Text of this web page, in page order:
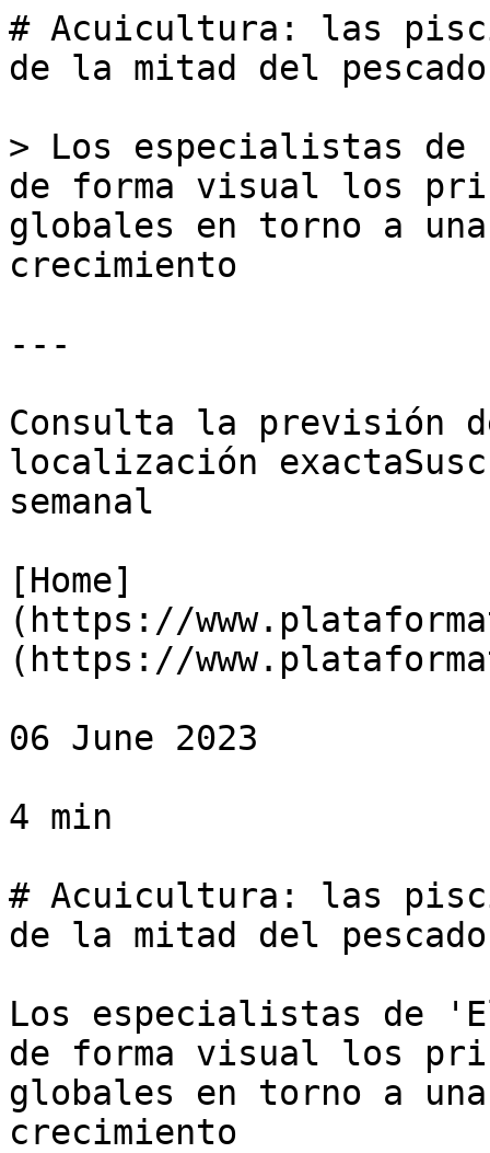
# Acuicultura: las
de la mitad del pescado
> Los especialistas de
de forma visual los
globales en torno a
crecimiento
---
Consulta la previsión
localización
semanal
[Home]
(https://
(https://
06 June 2023
4 min
# Acuicultura: las
de la mitad del pescado
Los especialistas de
de forma visual los
globales en torno a
crecimiento